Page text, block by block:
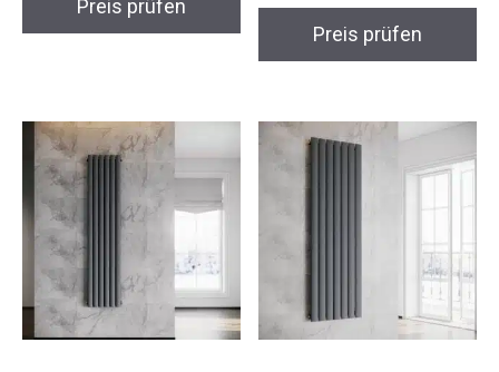
Preis prüfen
Preis prüfen